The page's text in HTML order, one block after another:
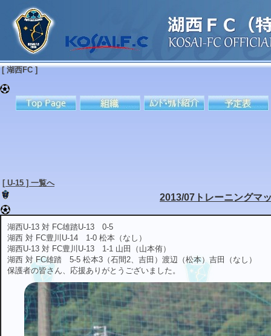
[ 湖西FC ]
[ U-15 ] 一覧へ
2013/07トレーニングマ
湖西U-13 対 FC雄踏U-13 0-5
湖西 対 FC豊川U-14 1-0 松本（なし）
湖西U-13 対 FC豊川U-13 1-1 山田（山本侑）
湖西 対 FC雄踏 5-5 松本3（石間2、吉田）渡辺（松本）吉田（なし）
保護者の皆さん、応援ありがとうございました。